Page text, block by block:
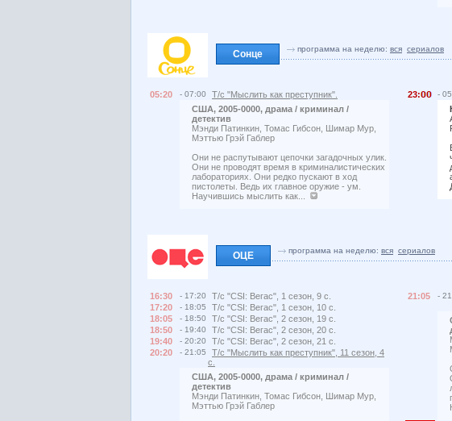
Сонце программа на неделю: вся сериалов
05:20 - 07:00
Т/с "Мыслить как преступник".
США, 2005-0000, драма / криминал /
детектив
Мэнди Патинкин, Томас Гибсон, Шимар Мур,
Мэттью Грэй Габлер
Они не распутывают цепочки загадочных улик.
Они не проводят время в криминалистических
лабораториях. Они редко пускают в ход
пистолеты. Ведь их главное оружие - ум.
Научившись мыслить как...
23: -
ОЦЕ программа на неделю: вся сериалов
16:30 - 17:20
Т/с "CSI: Вегас", 1 сезон, 9 с.
17:20
- 18:05
Т/с "CSI: Вегас", 1 сезон, 10 с.
18:05
- 18:50
Т/с "CSI: Вегас", 2 сезон, 19 с.
18:50
- 19:40
Т/с "CSI: Вегас", 2 сезон, 20 с.
19:40
- 20:20
Т/с "CSI: Вегас", 2 сезон, 21 с.
20:20
- 21:05
Т/с "Мыслить как преступник", 11 сезон, 4
с.
США, 2005-0000, драма / криминал /
детектив
Мэнди Патинкин, Томас Гибсон, Шимар Мур,
Мэттью Грэй Габлер
21:05 -